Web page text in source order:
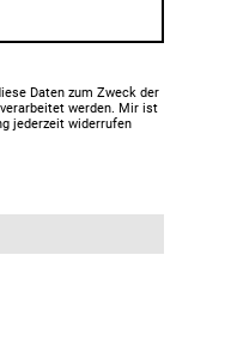
Daten zum Zweck der
werden. Mir ist
jederzeit widerrufen